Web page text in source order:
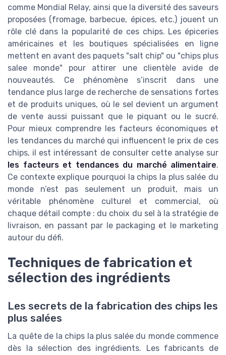
comme Mondial Relay, ainsi que la diversité des saveurs
proposées (fromage, barbecue, épices, etc.) jouent un
rôle clé dans la popularité de ces chips. Les épiceries
américaines et les boutiques spécialisées en ligne
mettent en avant des paquets "salt chip" ou "chips plus
salee monde" pour attirer une clientèle avide de
nouveautés. Ce phénomène s’inscrit dans une
tendance plus large de recherche de sensations fortes
et de produits uniques, où le sel devient un argument
de vente aussi puissant que le piquant ou le sucré.
Pour mieux comprendre les facteurs économiques et
les tendances du marché qui influencent le prix de ces
chips, il est intéressant de consulter cette analyse sur
les facteurs et tendances du marché alimentaire.
Ce contexte explique pourquoi la chips la plus salée du
monde n’est pas seulement un produit, mais un
véritable phénomène culturel et commercial, où
chaque détail compte : du choix du sel à la stratégie de
livraison, en passant par le packaging et le marketing
autour du défi.
Techniques de fabrication et
sélection des ingrédients
Les secrets de la fabrication des chips les
plus salées
La quête de la chips la plus salée du monde commence
dès la sélection des ingrédients. Les fabricants de